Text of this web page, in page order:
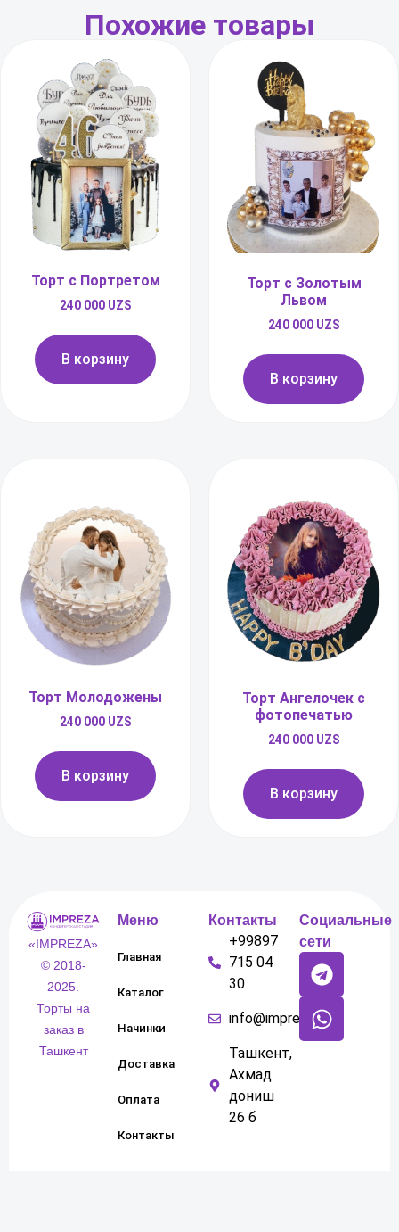
Похожие товары
Торт с Портретом
240 000 UZS
В корзину
Торт с Золотым
Львом
240 000 UZS
В корзину
Торт Молодожены
240 000 UZS
В корзину
Торт Ангелочек с
фотопечатью
240 000 UZS
В корзину
«IMPREZA»
© 2018-
2025.
Торты на
заказ в
Ташкент
Меню
Главная
Каталог
Начинки
Доставка
Оплата
Контакты
Контакты
+99897
715 04
30
info@impreza.uz
Ташкент,
Ахмад
дониш
26 б
Социальные
сети